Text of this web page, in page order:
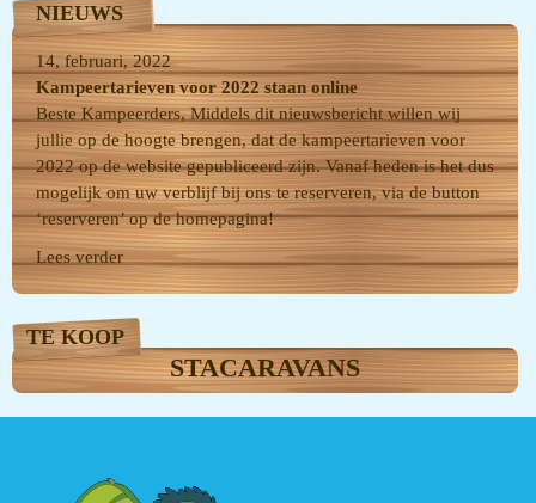
NIEUWS
14, februari, 2022
Kampeertarieven voor 2022 staan online
Beste Kampeerders, Middels dit nieuwsbericht willen wij
jullie op de hoogte brengen, dat de kampeertarieven voor
2022 op de website gepubliceerd zijn. Vanaf heden is het dus
mogelijk om uw verblijf bij ons te reserveren, via de button
‘reserveren’ op de homepagina!
Lees verder
TE KOOP
STACARAVANS